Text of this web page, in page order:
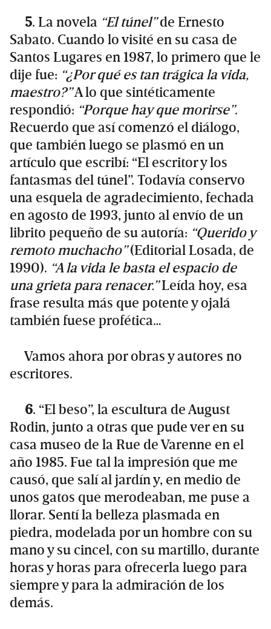
5. La novela “El túnel”de Ernesto
Sabato. Cuando lo visité en su casa de
Santos Lugares en 1987, lo primero que le
dije fue: “¿Por qué es tan trágica la vida,
maestro?”A lo que sintéticamente
respondió: “Porque hay que morirse”.
Recuerdo que así comenzó el diálogo,
que también luego se plasmó en un
artículo que escribí: “El escritor y los
fantasmas del túnel”. Todavía conservo
una esquela de agradecimiento, fechada
en agosto de 1993, junto al envío de un
librito pequeño de su autoría: “Querido y
remoto muchacho”(Editorial Losada, de
1990). “A la vida le basta el espacio de
una grieta para renacer.”Leída hoy, esa
frase resulta más que potente y ojalá
también fuese profética…
Vamos ahora por obras y autores no
escritores.
6. “El beso”, la escultura de August
Rodin, junto a otras que pude ver en su
casa museo de la Rue de Varenne en el
año 1985. Fue tal la impresión que me
causó, que salí al jardín y, en medio de
unos gatos que merodeaban, me puse a
llorar. Sentí la belleza plasmada en
piedra, modelada por un hombre con su
mano y su cincel, con su martillo, durante
horas y horas para ofrecerla luego para
siempre y para la admiración de los
demás.